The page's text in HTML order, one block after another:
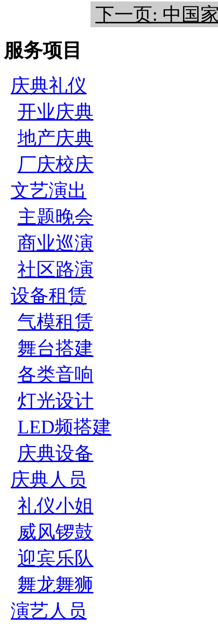
下一页: 中国
服务项目
庆典礼仪
开业庆典
地产庆典
厂庆校庆
文艺演出
主题晚会
商业巡演
社区路演
设备租赁
气模租赁
舞台搭建
各类音响
灯光设计
LED频搭建
庆典设备
庆典人员
礼仪小姐
威风锣鼓
迎宾乐队
舞龙舞狮
演艺人员